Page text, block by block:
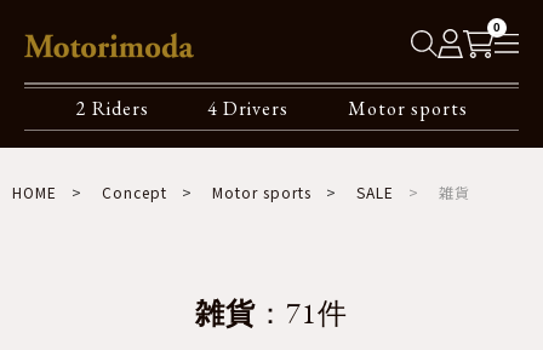
0
2 Riders 4 Drivers Motor sports
HOME Concept Motor sports SALE 雑貨
雑貨 ：71件